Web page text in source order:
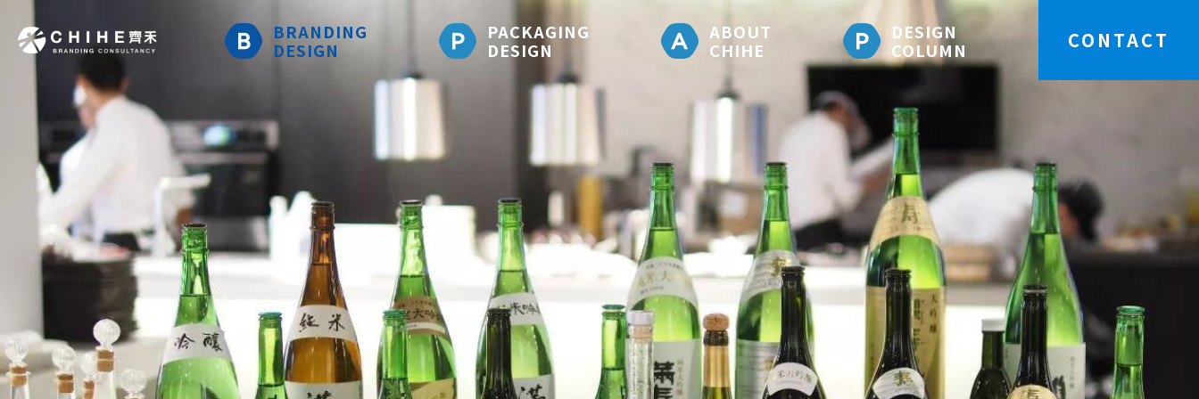
BRANDING
DESIGN
PACKAGING
DESIGN
ABOUT
CHIHE
DESIGN
COLUMN
CONTACT
乾杯集團 | SAKE學苑
「品酒」不是「拚酒」
乾杯集團自1995年創店以來，致力於推廣「日本居
酒屋」的飲食文化。
創辦人-平出莊司 先生認為充滿幸福感的美味必須
有「美食」、「好酒」以及「感動」的結合。遂於
2013年7月正式成立『乾杯SAKE學苑』 ，期待從日
本酒出發，逐步擴大到各式酒類，持續推廣飲酒文